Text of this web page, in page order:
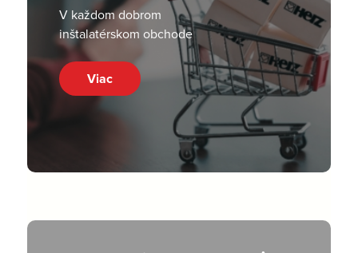
V každom dobrom
inštalatérskom obchode
Viac